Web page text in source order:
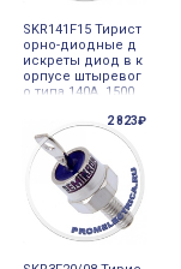
SKR141F15 Тирист
орно-диодные д
искреты диод в к
орпусе штыревог
о типа 140A 1500
2 823₽